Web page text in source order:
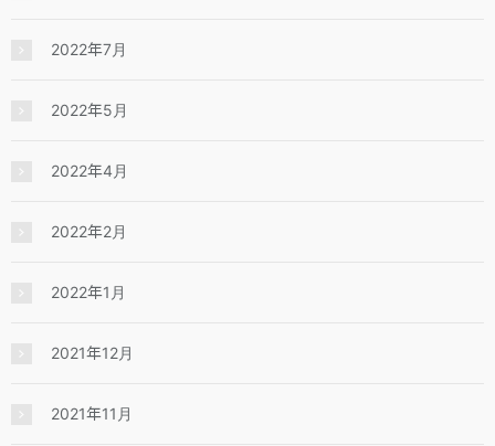
2022年7月
2022年5月
2022年4月
2022年2月
2022年1月
2021年12月
2021年11月